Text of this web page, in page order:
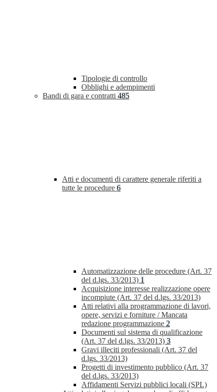
Tipologie di controllo
Obblighi e adempimenti
Bandi di gara e contratti 485
Atti e documenti di carattere generale riferiti a
tutte le procedure 6
Automatizzazione delle procedure (Art. 37
del d.lgs. 33/2013) 1
Acquisizione interesse realizzazione opere
incompiute (Art. 37 del d.lgs. 33/2013)
Atti relativi alla programmazione di lavori,
opere, servizi e forniture / Mancata
redazione programmazione 2
Documenti sul sistema di qualificazione
(Art. 37 del d.lgs. 33/2013) 3
Gravi illeciti professionali (Art. 37 del
d.lgs. 33/2013)
Progetti di investimento pubblico (Art. 37
del d.lgs. 33/2013)
Affidamenti Servizi pubblici locali (SPL)